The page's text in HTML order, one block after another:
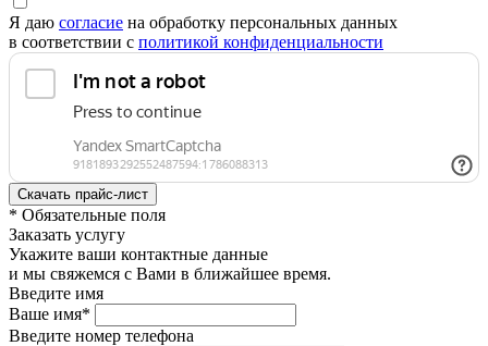
Я даю согласие на обработку персональных данных
в соответствии с политикой конфиденциальности
* Обязательные поля
Заказать услугу
Укажите ваши контактные данные
и мы свяжемся с Вами в ближайшее время.
Введите имя
Ваше имя*
Введите номер телефона